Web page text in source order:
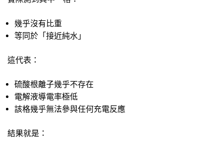
幾乎沒有比重
等同於「接近純水」
這代表：
硫酸根離子幾乎不存在
電解液導電率極低
該格幾乎無法參與任何充電反應
結果就是：